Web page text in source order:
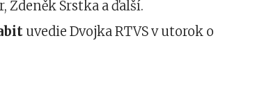
Zdeněk Srstka a ďalší.
uvedie Dvojka RTVS v utorok o